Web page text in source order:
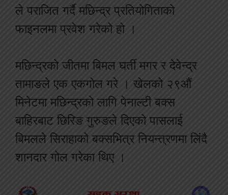
ले पराजित गर्दै मछिन्द्र प्रतियोगिताको
फाइनलमा प्रवेश गरेको हो ।
मछिन्द्रको जीतमा बिमल घर्ती मगर र देवेन्द्र
तामाङले एक एकगोल गरे । खेलको २९औं
मिनेटमा मछिन्द्रको लागि पेनाल्टी बक्स
बाहिरबाट छिरिङ गुरुङले दिएको पासलाई
बिमलले सिराहाको बक्सभित्र नियन्त्रणमा लिंदै
शानदार गोल गरेका थिए ।